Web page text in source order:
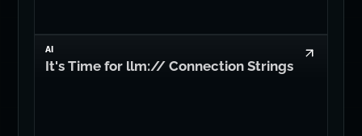
AI
It's Time for llm:// Connection Strings